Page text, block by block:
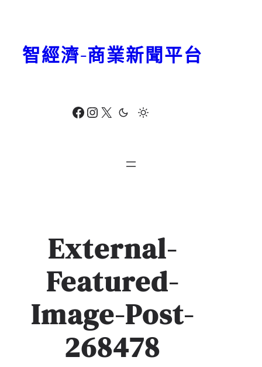
Facebook Instagram X
智經濟-商業新聞平台
External-
Featured-
Image-Post-
268478